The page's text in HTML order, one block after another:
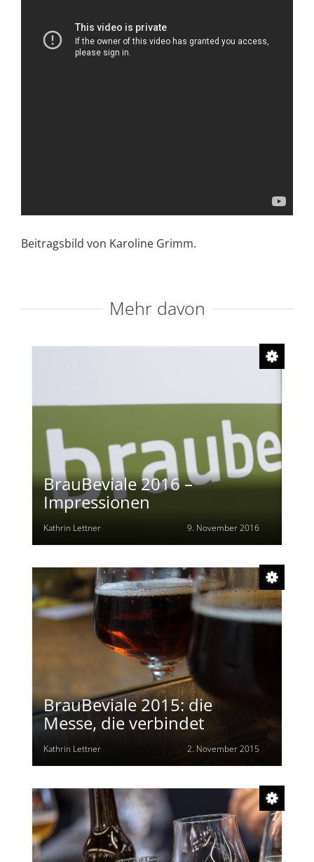
Beitragsbild von Karoline Grimm.
Mehr davon
BrauBeviale 2016 –
Impressionen
Kathrin Lettner 9. November 2016
BrauBeviale 2015: die
Messe, die verbindet
Kathrin Lettner 2. November 2015